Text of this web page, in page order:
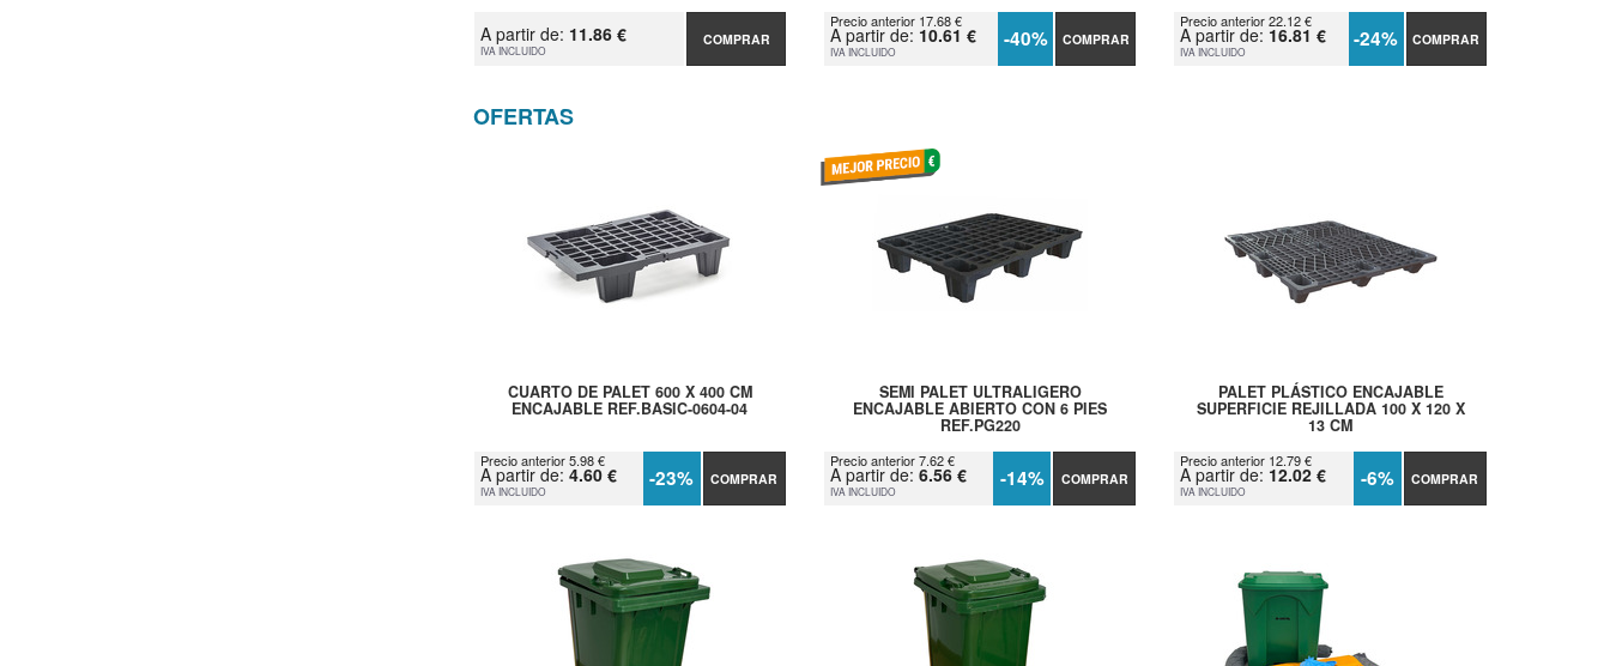
A partir de: 11.86 €
IVA INCLUIDO
COMPRAR
Precio anterior 17.68 €
A partir de: 10.61 €
IVA INCLUIDO -40% COMPRAR
Precio anterior 22.12 €
A partir de: 16.81 €
IVA INCLUIDO -24% COMPRAR
OFERTAS
CUARTO DE PALET 600 X 400 CM
ENCAJABLE REF.BASIC-0604-04
Precio anterior 5.98 €
A partir de: 4.60 €
IVA INCLUIDO -23% COMPRAR
SEMI PALET ULTRALIGERO
ENCAJABLE ABIERTO CON 6 PIES
REF.PG220
Precio anterior 7.62 €
A partir de: 6.56 €
IVA INCLUIDO -14% COMPRAR
PALET PLÁSTICO ENCAJABLE
SUPERFICIE REJILLADA 100 X 120 X
13 CM
Precio anterior 12.79 €
A partir de: 12.02 €
IVA INCLUIDO -6% COMPRAR